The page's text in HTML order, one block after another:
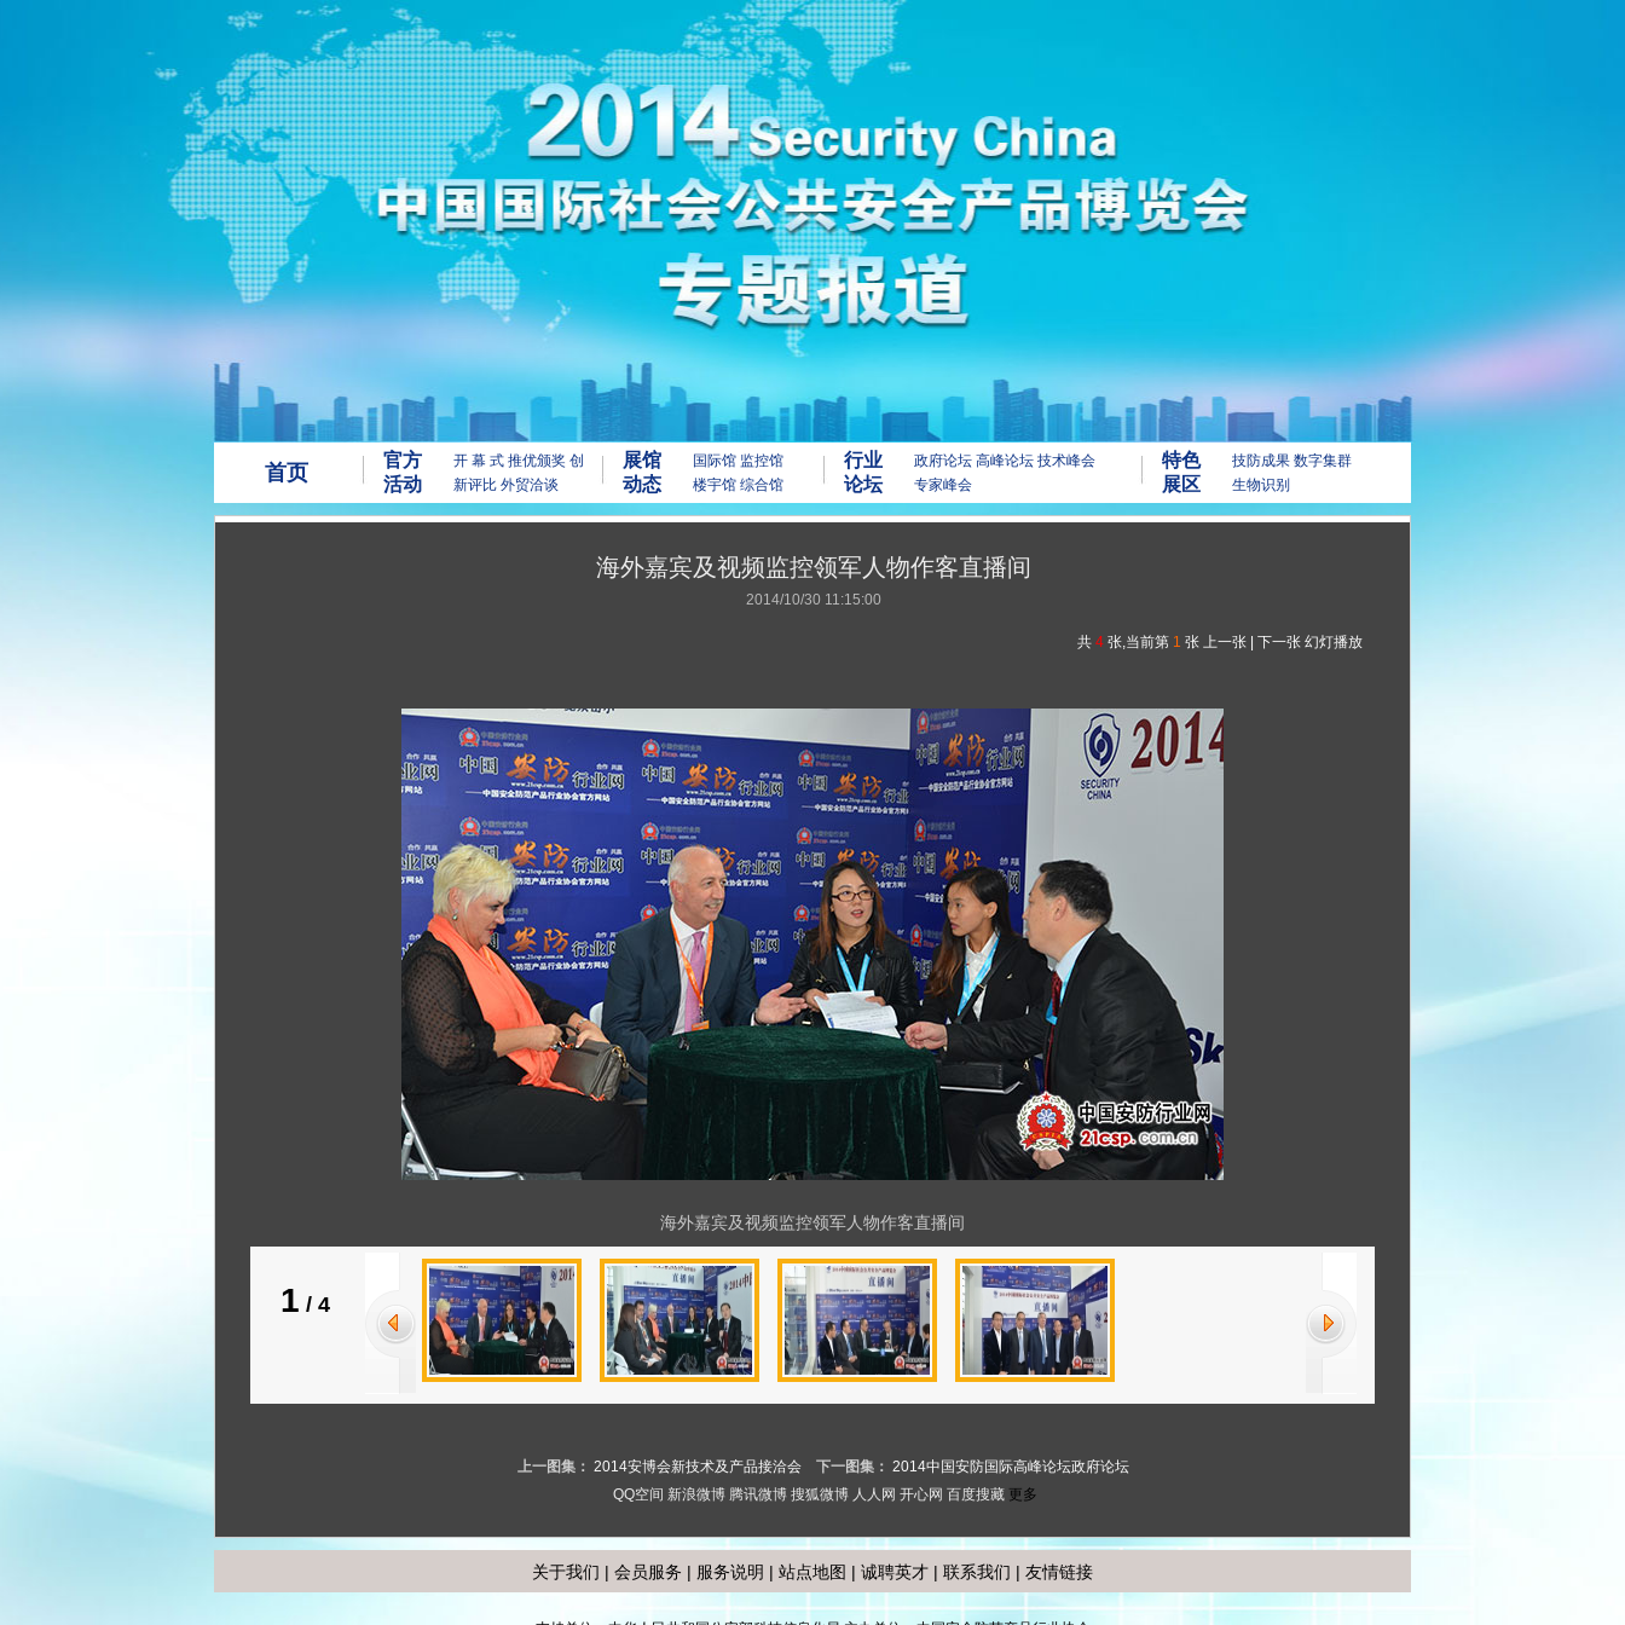
首页
官方
活动
开 幕 式 推优颁奖 创
新评比 外贸洽谈
展馆
动态
国际馆 监控馆
楼宇馆 综合馆
行业
论坛
政府论坛 高峰论坛 技术峰会
专家峰会
特色
展区
技防成果 数字集群
生物识别
海外嘉宾及视频监控领军人物作客直播间
2014/10/30 11:15:00
共 4 张,当前第 1 张 上一张 下一张 幻灯播放
海外嘉宾及视频监控领军人物作客直播间
1 / 4
上一图集： 2014安博会新技术及产品接洽会 下一图集： 2014中国安防国际高峰论坛政府论坛
QQ空间 新浪微博 腾讯微博 搜狐微博 人人网 开心网 百度搜藏 更多
关于我们 | 会员服务 | 服务说明 | 站点地图 | 诚聘英才 | 联系我们 | 友情链接